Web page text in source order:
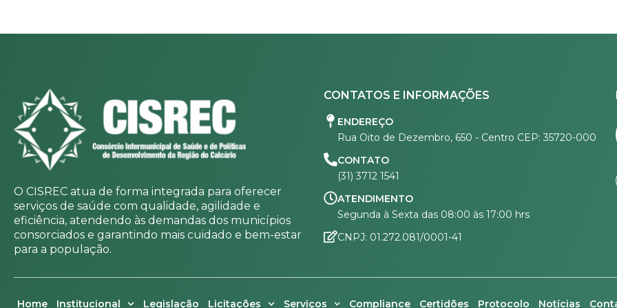
O CISREC atua de forma integrada para oferecer
serviços de saúde com qualidade, agilidade e
eficiência, atendendo às demandas dos municípios
consorciados e garantindo mais cuidado e bem-estar
para a população.
CONTATOS E INFORMAÇÕES
ENDEREÇO
Rua Oito de Dezembro, 650 - Centro CEP: 35720-000
CONTATO
(31) 3712 1541
ATENDIMENTO
Segunda à Sexta das 08:00 às 17:00 hrs
CNPJ: 01.272.081/0001-41
Home Institucional Legislação Licitações Serviços Compliance Certidões Protocolo Notícias